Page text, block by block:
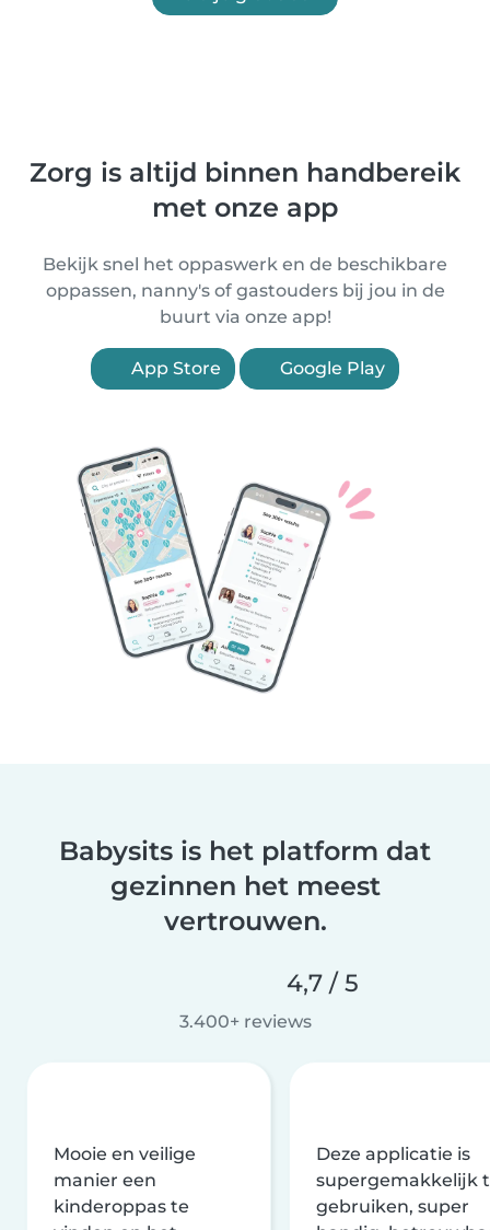
Zorg is altijd binnen handbereik
met onze app
Bekijk snel het oppaswerk en de beschikbare
oppassen, nanny's of gastouders bij jou in de
buurt via onze app!
App Store Google Play
Babysits is het platform dat
gezinnen het meest
vertrouwen.
4,7 / 5
3.400+ reviews
Mooie en veilige
manier een
kinderoppas te
Deze applicatie is
supergemakkelijk
gebruiken, super